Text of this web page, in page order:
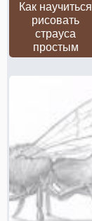
Как научиться
рисовать
страуса
простым